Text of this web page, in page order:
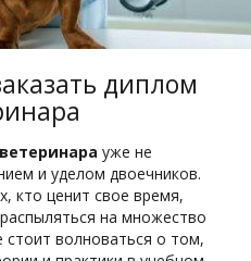
диплом
уже не
и уделом двоечников.
кто ценит свое время,
на множество
стоит волноваться о том,